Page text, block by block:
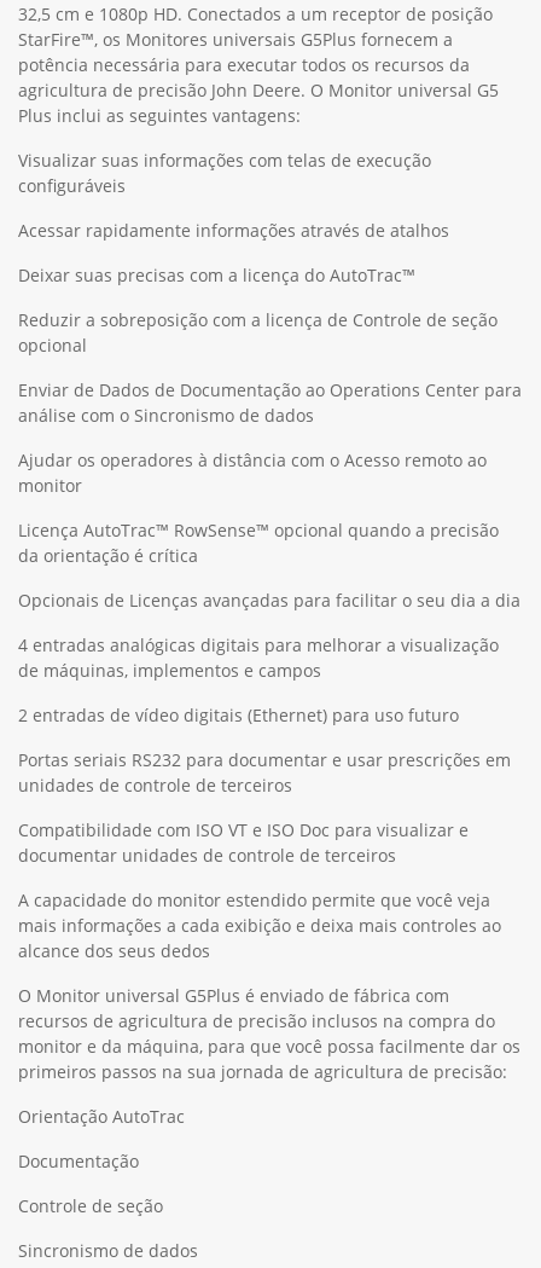
32,5 cm e 1080p HD. Conectados a um receptor de posição
StarFire™, os Monitores universais G5Plus fornecem a
potência necessária para executar todos os recursos da
agricultura de precisão John Deere. O Monitor universal G5
Plus inclui as seguintes vantagens:
Visualizar suas informações com telas de execução
configuráveis
Acessar rapidamente informações através de atalhos
Deixar suas precisas com a licença do AutoTrac™
Reduzir a sobreposição com a licença de Controle de seção
opcional
Enviar de Dados de Documentação ao Operations Center para
análise com o Sincronismo de dados
Ajudar os operadores à distância com o Acesso remoto ao
monitor
Licença AutoTrac™ RowSense™ opcional quando a precisão
da orientação é crítica
Opcionais de Licenças avançadas para facilitar o seu dia a dia
4 entradas analógicas digitais para melhorar a visualização
de máquinas, implementos e campos
2 entradas de vídeo digitais (Ethernet) para uso futuro
Portas seriais RS232 para documentar e usar prescrições em
unidades de controle de terceiros
Compatibilidade com ISO VT e ISO Doc para visualizar e
documentar unidades de controle de terceiros
A capacidade do monitor estendido permite que você veja
mais informações a cada exibição e deixa mais controles ao
alcance dos seus dedos
O Monitor universal G5Plus é enviado de fábrica com
recursos de agricultura de precisão inclusos na compra do
monitor e da máquina, para que você possa facilmente dar os
primeiros passos na sua jornada de agricultura de precisão:
Orientação AutoTrac
Documentação
Controle de seção
Sincronismo de dados